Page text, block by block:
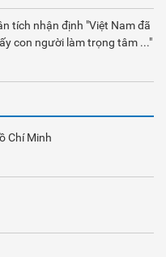
tích nhận định "Việt Nam đã
con người làm trọng tâm ..."
Chí Minh